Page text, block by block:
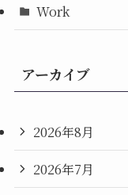
Work
アーカイブ
2026年8月
2026年7月